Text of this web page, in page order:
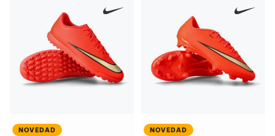
NOVEDAD NOVEDAD